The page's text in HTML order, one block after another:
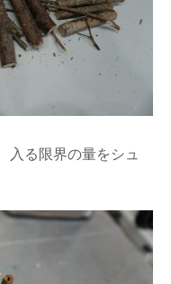
入る限界の量をシュ